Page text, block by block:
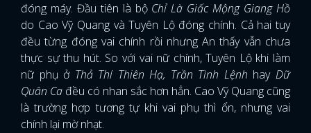
đóng máy. Đầu tiên là bộ Chỉ Là Giấc Mộng Giang Hồ
do Cao Vỹ Quang và Tuyên Lộ đóng chính. Cả hai tuy
đều từng đóng vai chính rồi nhưng An thấy vẫn chưa
thực sự thu hút. So với vai nữ chính, Tuyên Lộ khi làm
nữ phụ ở Thả Thí Thiên Hạ, Trần Tình Lệnh hayDữ
Quân Ca đều có nhan sắc hơn hẳn. Cao Vỹ Quang cũng
là trường hợp tương tự khi vai phụ thì ổn, nhưng vai
chính lại mờ nhạt.